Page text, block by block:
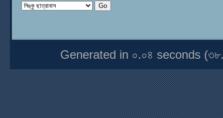
Generated in ০.০৪ seconds